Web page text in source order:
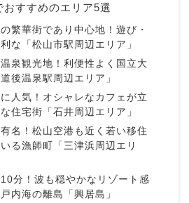
おすすめのエリア5選
繁華街であり中心地！遊び・
な「松山市駅周辺エリア」
泉観光地！利便性よく国立大
後温泉駅周辺エリア」
人気！オシャレなカフェが立
住宅街「石井周辺エリア」
名！松山空港も近く若い移住
る漁師町「三津浜周辺エリ
分！波も穏やかなリゾート感
内海の離島「興居島」